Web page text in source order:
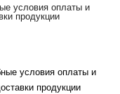
условия оплаты и
продукции